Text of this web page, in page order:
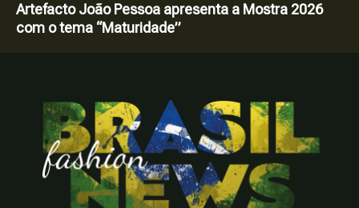
Artefacto João Pessoa apresenta a Mostra 2026
com o tema “Maturidade”